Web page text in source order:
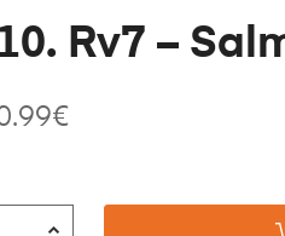
10. Rv7 –
€